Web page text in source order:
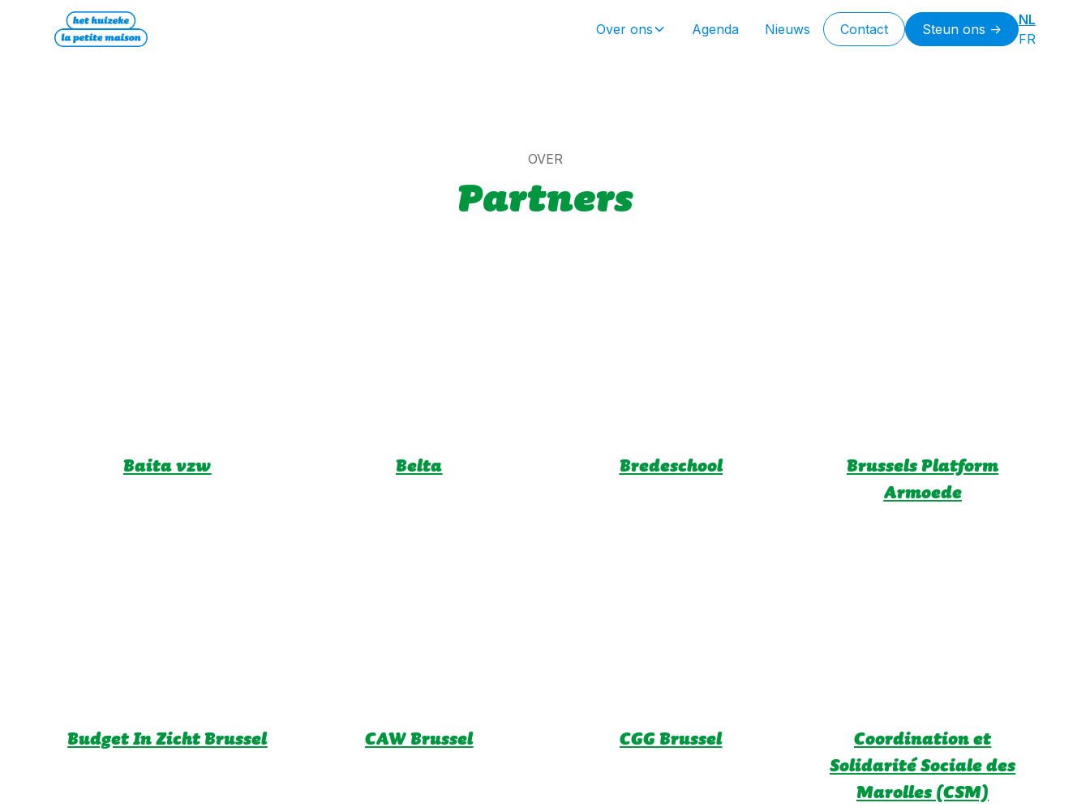
Over ons Agenda Nieuws Contact Steun ons ->
NL
FR
OVER
Partners
Baita vzw Belta Bredeschool
Brussels Platform
Armoede
Budget In Zicht Brussel CAW Brussel CGG Brussel
Coordination et
Solidarité Sociale des
Marolles (CSM)